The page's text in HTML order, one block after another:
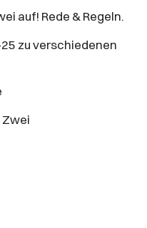
auf! Rede & Regeln.
zu verschiedenen
Zwei